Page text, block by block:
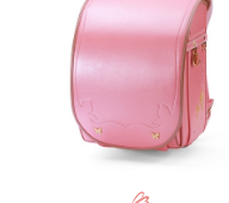
ブルー・ネ
選び方
青系（ブルー、水色）